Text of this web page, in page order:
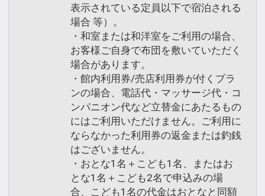
表示されている定員以下で宿泊される
場合 等）。
・和室または和洋室をご利用の場合、
お客様ご自身で布団を敷いていただく
場合があります。
・館内利用券/売店利用券が付くプラ
ンの場合、電話代・マッサージ代・コ
ンパニオン代など立替金にあたるもの
にはご利用いただけません。ご利用に
ならなかった利用券の返金または釣銭
はございません。
・おとな1名＋こども1名、またはお
とな1名＋こども2名で申込みの場
合、こども1名の代金はおとなと同額